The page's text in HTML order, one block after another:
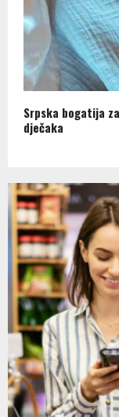
Srpska bogatija
dječaka